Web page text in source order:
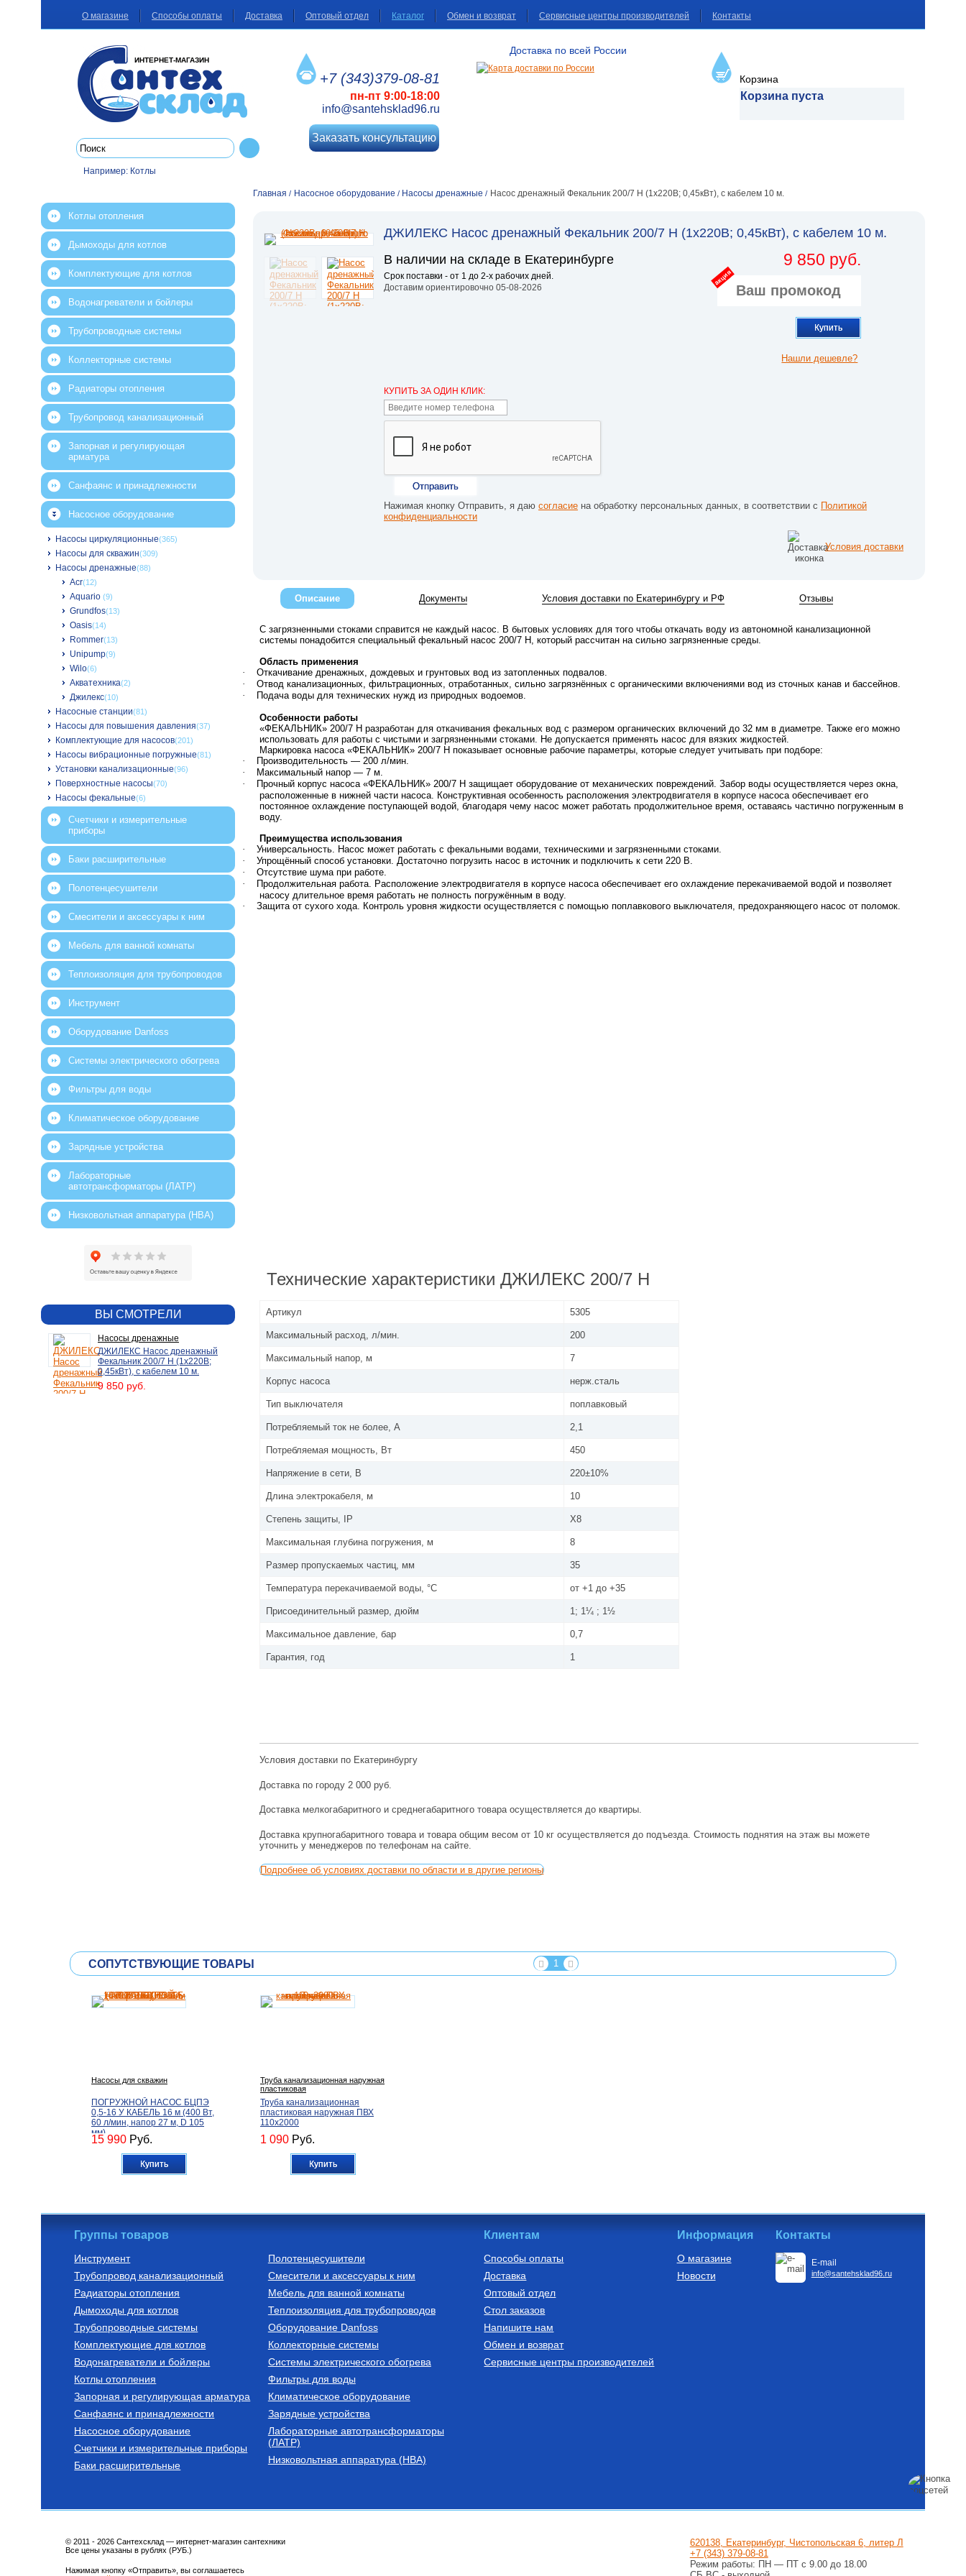
О магазине Способы оплаты Доставка Оптовый отдел Каталог Обмен и возврат Сервисные центры производителей Контакты
ИНТЕРНЕТ-МАГАЗИН
Например: Котлы
+7 (343)379-08-81
пн-пт 9:00-18:00
info@santehsklad96.ru
Заказать консультацию
Доставка по всей России
Корзина
Корзина пуста
Главная / Насосное оборудование / Насосы дренажные / Насос дренажный Фекальник 200/7 Н (1х220В; 0,45кВт), с кабелем 10 м.
ДЖИЛЕКС Насос дренажный Фекальник 200/7 Н (1х220В; 0,45кВт), с кабелем 10 м.
В наличии на складе в Екатеринбурге
Срок поставки - от 1 до 2-х рабочих дней.
Доставим ориентировочно 05-08-2026
9 850 руб.
акция
Купить
Нашли дешевле?
КУПИТЬ ЗА ОДИН КЛИК:
Отправить
Нажимая кнопку Отправить, я даю согласие на обработку персональных данных, в соответствии с Политикой
конфиденциальности
Условия доставки
Описание Документы Условия доставки по Екатеринбургу и РФ Отзывы
С загрязненными стоками справится не каждый насос. В бытовых условиях для того чтобы откачать воду из автономной канализационной
системы понадобится специальный фекальный насос 200/7 Н, который рассчитан на сильно загрязненные среды.
Область применения
·
Откачивание дренажных, дождевых и грунтовых вод из затопленных подвалов.
·
Отвод канализационных, фильтрационных, отработанных, сильно загрязнённых с органическими включениями вод из сточных канав и бассейнов.
·
Подача воды для технических нужд из природных водоемов.
Особенности работы
«ФЕКАЛЬНИК» 200/7 Н разработан для откачивания фекальных вод с размером органических включений до 32 мм в диаметре. Также его можно
использовать для работы с чистыми и загрязненными стоками. Не допускается применять насос для вязких жидкостей.
Маркировка насоса «ФЕКАЛЬНИК» 200/7 Н показывает основные рабочие параметры, которые следует учитывать при подборе:
·
Производительность — 200 л/мин.
·
Максимальный напор — 7 м.
·
Прочный корпус насоса «ФЕКАЛЬНИК» 200/7 Н защищает оборудование от механических повреждений. Забор воды осуществляется через окна,
расположенные в нижней части насоса. Конструктивная особенность расположения электродвигателя в корпусе насоса обеспечивает его
постоянное охлаждение поступающей водой, благодаря чему насос может работать продолжительное время, оставаясь частично погруженным в
воду.
Преимущества использования
·
Универсальность. Насос может работать с фекальными водами, техническими и загрязненными стоками.
·
Упрощённый способ установки. Достаточно погрузить насос в источник и подключить к сети 220 В.
·
Отсутствие шума при работе.
·
Продолжительная работа. Расположение электродвигателя в корпусе насоса обеспечивает его охлаждение перекачиваемой водой и позволяет
насосу длительное время работать не полность погружённым в воду.
·
Защита от сухого хода. Контроль уровня жидкости осуществляется с помощью поплавкового выключателя, предохраняющего насос от поломок.
Технические характеристики ДЖИЛЕКС 200/7 Н
Артикул 5305
Максимальный расход, л/мин. 200
Максимальный напор, м 7
Корпус насоса нерж.сталь
Тип выключателя поплавковый
Потребляемый ток не более, А 2,1
Потребляемая мощность, Вт 450
Напряжение в сети, В 220±10%
Длина электрокабеля, м 10
Степень защиты, IP X8
Максимальная глубина погружения, м 8
Размер пропускаемых частиц, мм 35
Температура перекачиваемой воды, °С от +1 до +35
Присоединительный размер, дюйм 1; 1¼ ; 1½
Максимальное давление, бар 0,7
Гарантия, год 1
Условия доставки по Екатеринбургу
Доставка по городу 2 000 руб.
Доставка мелкогабаритного и среднегабаритного товара осуществляется до квартиры.
Доставка крупногабаритного товара и товара общим весом от 10 кг осуществляется до подъезда. Стоимость поднятия на этаж вы можете
уточнить у менеджеров по телефонам на сайте.
Подробнее об условиях доставки по области и в другие регионы
Котлы отопления
Дымоходы для котлов
Комплектующие для котлов
Водонагреватели и бойлеры
Трубопроводные системы
Коллекторные системы
Радиаторы отопления
Трубопровод канализационный
Запорная и регулирующая
арматура
Санфаянс и принадлежности
Насосное оборудование
Насосы циркуляционные(365)
Насосы для скважин(309)
Насосы дренажные(88)
Acr(12)
Aquario (9)
Grundfos(13)
Oasis(14)
Rommer(13)
Unipump(9)
Wilo(6)
Акватехника(2)
Джилекс(10)
Насосные станции(81)
Насосы для повышения давления(37)
Комплектующие для насосов(201)
Насосы вибрационные погружные(81)
Установки канализационные(96)
Поверхностные насосы(70)
Насосы фекальные(6)
Счетчики и измерительные
приборы
Баки расширительные
Полотенцесушители
Смесители и аксессуары к ним
Мебель для ванной комнаты
Теплоизоляция для трубопроводов
Инструмент
Оборудование Danfoss
Системы электрического обогрева
Фильтры для воды
Климатическое оборудование
Зарядные устройства
Лабораторные
автотрансформаторы (ЛАТР)
Низковольтная аппаратура (НВА)
ВЫ СМОТРЕЛИ
Насосы дренажные
ДЖИЛЕКС Насос дренажный
Фекальник 200/7 Н (1х220В;
0,45кВт), с кабелем 10 м.
9 850 руб.
СОПУТСТВУЮЩИЕ ТОВАРЫ 1
Насосы для скважин
ПОГРУЖНОЙ НАСОС БЦПЭ
0,5-16 У КАБЕЛЬ 16 м (400 Вт,
60 л/мин, напор 27 м, D 105
мм)
15 990 Руб.
Купить
Труба канализационная наружная
пластиковая
Труба канализационная
пластиковая наружная ПВХ
110х2000
1 090 Руб.
Купить
Шланги поливочные садовые
Шланг поливочный садовый
армированный IDRO COLOR
1" (D=25 мм, бухта 25 м, 8 атм)
2 760Руб.
Купить
Группы товаров
Инструмент
Трубопровод канализационный
Радиаторы отопления
Дымоходы для котлов
Трубопроводные системы
Комплектующие для котлов
Водонагреватели и бойлеры
Котлы отопления
Запорная и регулирующая арматура
Санфаянс и принадлежности
Насосное оборудование
Счетчики и измерительные приборы
Баки расширительные
Полотенцесушители
Смесители и аксессуары к ним
Мебель для ванной комнаты
Теплоизоляция для трубопроводов
Оборудование Danfoss
Коллекторные системы
Системы электрического обогрева
Фильтры для воды
Климатическое оборудование
Зарядные устройства
Лабораторные автотрансформаторы
(ЛАТР)
Низковольтная аппаратура (НВА)
Клиентам
Способы оплаты
Доставка
Оптовый отдел
Стол заказов
Напишите нам
Обмен и возврат
Сервисные центры производителей
Информация
О магазине
Новости
Контакты
E-mail
info@santehsklad96.ru
© 2011 - 2026 Сантехсклад — интернет-магазин сантехники
Все цены указаны в рублях (РУБ.)
Нажимая кнопку «Отправить», вы соглашаетесь
620138, Екатеринбург, Чистопольская 6, литер Л
+7 (343) 379-08-81
Режим работы: ПН — ПТ с 9.00 до 18.00